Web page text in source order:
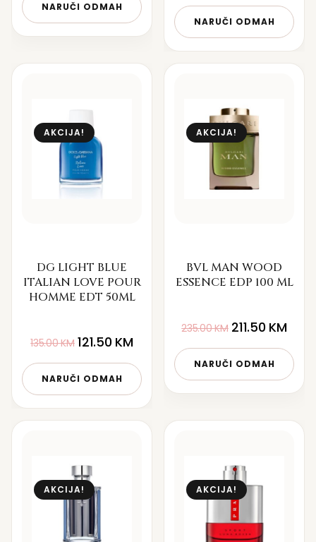
NARUČI ODMAH
NARUČI ODMAH
AKCIJA!
DG LIGHT BLUE
ITALIAN LOVE POUR
HOMME EDT 50ML
135.00KM 121.50 KM
NARUČI ODMAH
AKCIJA!
BVL MAN WOOD
ESSENCE EDP 100 ML
235.00KM 211.50 KM
NARUČI ODMAH
AKCIJA! AKCIJA!